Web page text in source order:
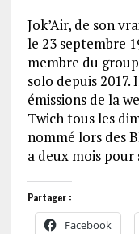
Jok’Air, de son
le 23 septembre
membre du
solo depuis
émissions de la
Twich tous les
nommé lors des
a deux mois pour
Partager :
Facebook